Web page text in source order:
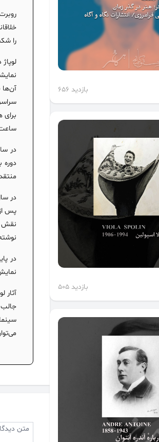
بازدید 656
بازدید 505
را
منتقدین شد. در سال ۱۹۹۴
نقش
آثار
جالب
متن